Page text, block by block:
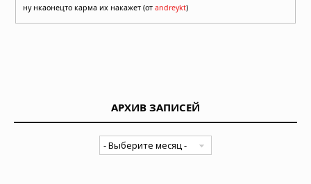
ну нкаонецто карма их накажет (от andreykt)
АРХИВ ЗАПИСЕЙ